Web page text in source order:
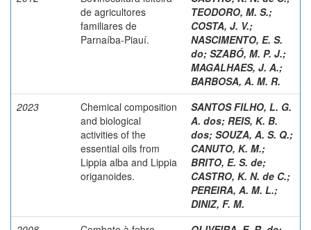
de agricultores
familiares de
Parnaíba-Piauí.
TEODORO, M. S.;
COSTA, J. V.;
NASCIMENTO, E. S.
do; SZABÓ, M. P. J.;
MAGALHAES, J. A.;
BARBOSA, A. M. R.
2023
Chemical composition
and biological
activities of the
essential oils from
Lippia alba and Lippia
origanoides.
SANTOS FILHO, L. G.
A. dos; REIS, K. B.
dos; SOUZA, A. S. Q.;
CANUTO, K. M.;
BRITO, E. S. de;
CASTRO, K. N. de C.;
PEREIRA, A. M. L.;
DINIZ, F. M.